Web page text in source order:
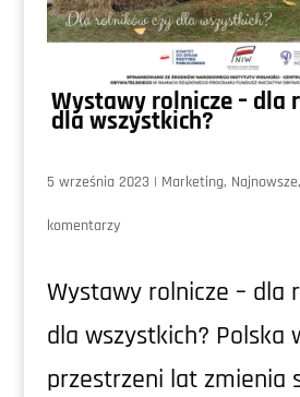
Wystawy rolnicze – dla
dla wszystkich?
5 września 2023 | Marketing, Najnowsze,
komentarzy
Wystawy rolnicze – dla
dla wszystkich? Polska
przestrzeni lat zmienia